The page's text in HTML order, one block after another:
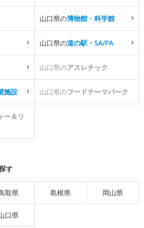
山口県の博物館・科学館
山口県の道の駅・SA/PA
山口県のアスレチック
施設 山口県のフードテーマパーク
ー＆リ
す
取県 島根県 岡山県
口県